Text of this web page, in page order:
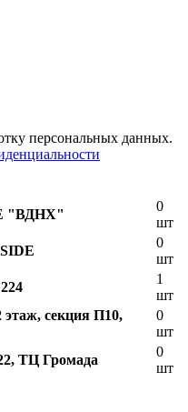
персональных данных.
"ВДНХ"
0
шт
0
шт
1
шт
этаж, секция П10,
0
шт
ТЦ Громада
0
шт